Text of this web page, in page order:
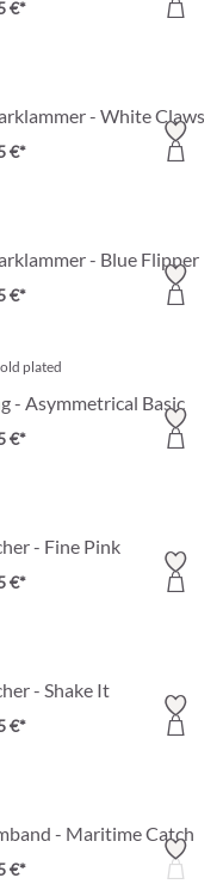
€*
- White Claws
€*
- Blue Flipper
€*
plated
- Asymmetrical Basic
€*
- Fine Pink
€*
- Shake It
€*
- Maritime Catch
€*